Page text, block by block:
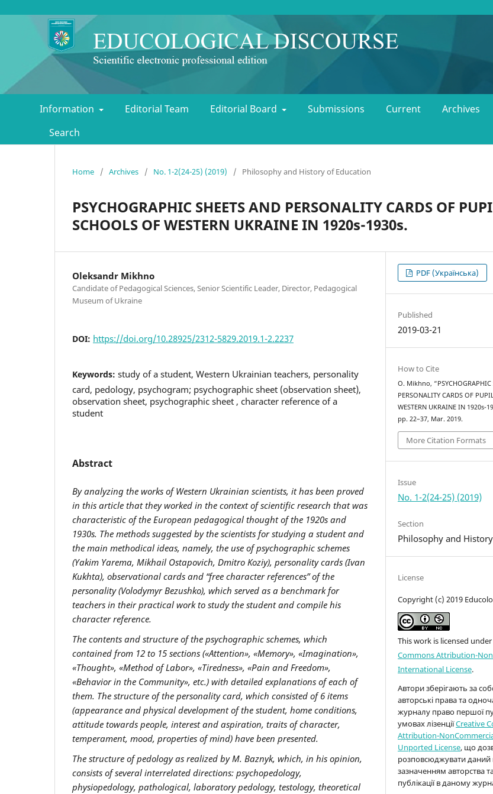
Information Editorial Team Editorial Board Submissions Current Archives
Search
Home / Archives / No. 1-2(24-25) (2019) / Philosophy and History of Education
PSYCHOGRAPHIC SHEETS AND PERSONALITY CARDS OF
SCHOOLS OF WESTERN UKRAINE IN 1920s-1930s.
Oleksandr Mikhno
Candidate of Pedagogical Sciences, Senior Scientific Leader, Director, Pedagogical
Museum of Ukraine
DOI: https://doi.org/10.28925/2312-5829.2019.1-2.2237
Keywords: study of a student, Western Ukrainian teachers, personality
card, pedology, psychogram; psychographic sheet (observation sheet),
observation sheet, psychographic sheet , character reference of a
student
Abstract
By analyzing the works of Western Ukrainian scientists, ithas been proved
in this article that they worked in the context of scientific research that was
characteristic of the European pedagogical thought of the 1920s and
1930s. The methods suggested bythe scientists forstudying a student and
the main methodical ideas, namely, the use of psychographic schemes
(Yakim Yarema, Mikhail Ostapovich, Dmitro Koziy), personality cards (Ivan
Kukhta), observational cards and “free character references” of the
personality (Volodymyr Bezushko), which served as a benchmark for
teachers in their practical work to study the student and compile his
character reference.
The contents and structure of the psychographic schemes, which
contained from 12 to 15 sections («Attention», «Memory», «Imagination»,
«Thought», «Method of Labor», «Tiredness», «Pain and Freedom»,
«Behavior in the Community», etc.) with detailed explanations of each of
them. The structure of the personality card, which consisted of 6 items
(appearance and physical development of the student, home conditions,
attitude towards people, interest and aspiration, traits of character,
temperament, mood, properties of mind) have been presented.
The structure of pedology as realized by M. Baznyk, which, in his opinion,
consists of several interrelated directions: psychopedology,
physiopedology, pathological, laboratory pedology, testology, theoretical
PDF (Українська)
Published
2019-03-21
How to Cite
O. Mikhno, “PSYCHOGRAPHIC
PERSONALITY CARDS OF
WESTERN UKRAINE IN 1920s-
pp. 22–37, Mar. 2019.
More Citation Formats
Issue
No. 1-2(24-25) (2019)
Section
Philosophy and
License
Copyright (c) 2019
This work is licensed
Commons Attribution-
International License.
Автори зберігають за
авторські права та
журналу право першої
умовах лізенціїCreative
Attribution-
Unported License, що
розповсюджувати даний
зазначенням авторства
публікації в даному